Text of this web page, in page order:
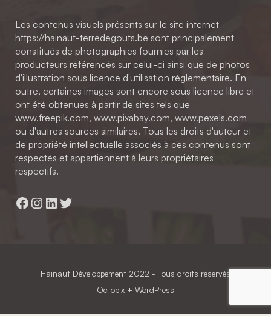
Les contenus visuels présents sur le site internet
https://hainaut-terredegouts.be sont principalement
constitués de photographies fournies par les
producteurs référencés sur celui-ci ainsi que de photos
d'illustration sous licence d'utilisation réglementaire. En
outre, certaines images sont encore sous licence libre et
ont été obtenues à partir de sites tels que
www.freepik.com, www.pixabay.com, www.pexels.com
ou d'autres sources similaires. Tous les droits d'auteur et
de propriété intellectuelle associés à ces contenus sont
respectés et appartiennent à leurs propriétaires
respectifs.
Facebook
Instagram
LinkedIn
Twitter
Hainaut Développement 2022 - Tous droits réservés
Octopix + WordPress